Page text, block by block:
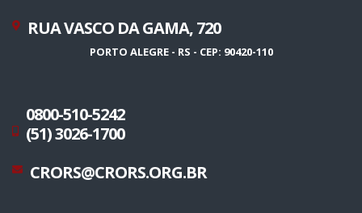
RUA VASCO DA GAMA, 720
PORTO ALEGRE - RS - CEP: 90420-110
0800-510-5242
(51) 3026-1700
CRORS@CRORS.ORG.BR